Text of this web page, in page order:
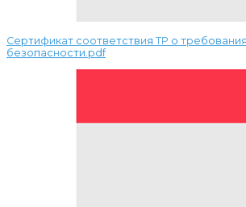
Сертификат соответствия ТР о
безопасности.pdf